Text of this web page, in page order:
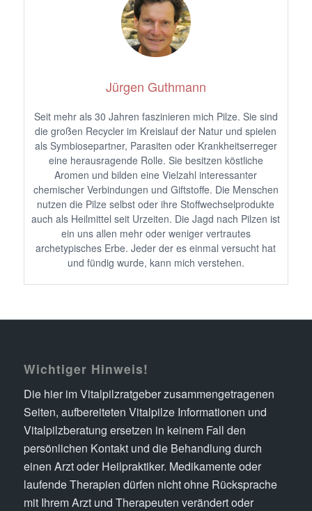
Jürgen Guthmann
Seit mehr als 30 Jahren faszinieren mich Pilze. Sie sind
die großen Recycler im Kreislauf der Natur und spielen
als Symbiosepartner, Parasiten oder Krankheitserreger
eine herausragende Rolle. Sie besitzen köstliche
Aromen und bilden eine Vielzahl interessanter
chemischer Verbindungen und Giftstoffe. Die Menschen
nutzen die Pilze selbst oder ihre Stoffwechselprodukte
auch als Heilmittel seit Urzeiten. Die Jagd nach Pilzen ist
ein uns allen mehr oder weniger vertrautes
archetypisches Erbe. Jeder der es einmal versucht hat
und fündig wurde, kann mich verstehen.
Wichtiger Hinweis!
Die hier im Vitalpilzratgeber zusammengetragenen
Seiten, aufbereiteten Vitalpilze Informationen und
Vitalpilzberatung ersetzen in keinem Fall den
persönlichen Kontakt und die Behandlung durch
einen Arzt oder Heilpraktiker. Medikamente oder
laufende Therapien dürfen nicht ohne Rücksprache
mit Ihrem Arzt und Therapeuten verändert oder